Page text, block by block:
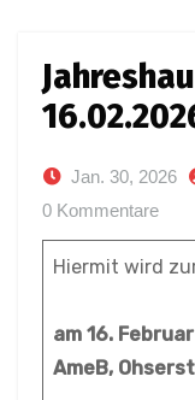
Jan. 30, 2026
0 Kommentare
Hiermit wird
am 16.
AmeB,